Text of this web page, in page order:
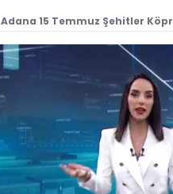
Adana 15 Temmuz Şehitler